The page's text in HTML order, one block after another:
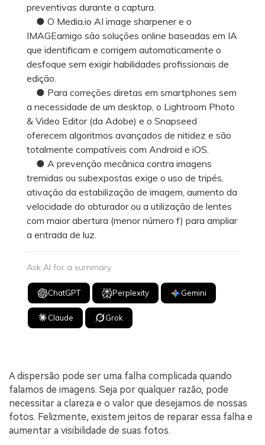
preventivas durante a captura.
● O Media.io AI image sharpener e o
IMAGEamigo são soluções online baseadas em IA
que identificam e corrigem automaticamente o
desfoque sem exigir habilidades profissionais de
edição.
● Para correções diretas em smartphones sem
a necessidade de um desktop, o Lightroom Photo
& Video Editor (da Adobe) e o Snapseed
oferecem algoritmos avançados de nitidez e são
totalmente compatíveis com Android e iOS.
● A prevenção mecânica contra imagens
tremidas ou subexpostas exige o uso de tripés,
ativação da estabilização de imagem, aumento da
velocidade do obturador ou a utilização de lentes
com maior abertura (menor número f) para ampliar
a entrada de luz.
Ask AI for a summary
ChatGPT Perplexity Gemini
Claude Grok
A dispersão pode ser uma falha complicada quando
falamos de imagens. Seja por qualquer razão, pode
necessitar a clareza e o valor que desejamos de nossas
fotos. Felizmente, existem jeitos de reparar essa falha e
aumentar a visibilidade de suas fotos.